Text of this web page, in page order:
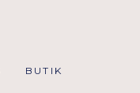
BUTIK